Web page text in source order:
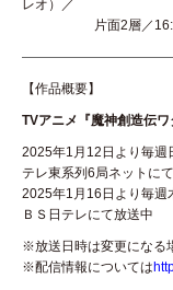
レオ）／
片面2層／16:9（
【作品概要】
TVアニメ『魔神創造伝ワ
2025年1月12日より毎週
テレ東系列6局ネットに
2025年1月16日より毎週
ＢＳ日テレにて放送中
※放送日時は変更になる
※配信情報については